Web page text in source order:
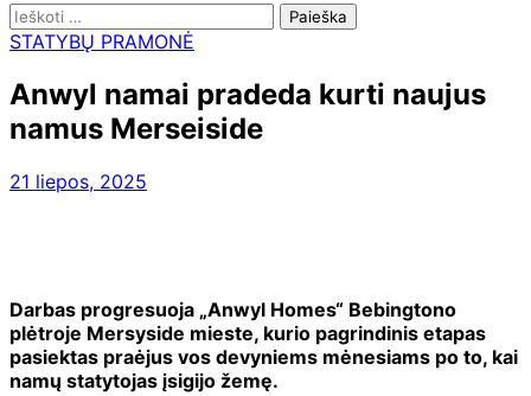
Ieškoti:
STATYBŲ PRAMONĖ
Anwyl namai pradeda kurti naujus
namus Merseiside
21 liepos, 2025
Darbas progresuoja „Anwyl Homes“ Bebingtono
plėtroje Mersyside mieste, kurio pagrindinis etapas
pasiektas praėjus vos devyniems mėnesiams po to, kai
namų statytojas įsigijo žemę.